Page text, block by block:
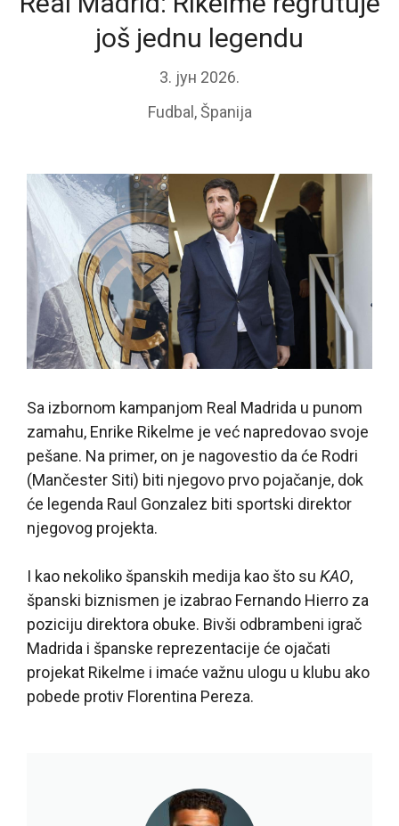
još jednu legendu
3. јун 2026.
Fudbal ,Španija
Sa izbornom kampanjom Real Madrida u punom
zamahu, Enrike Rikelme je već napredovao svoje
pešane. Na primer, on je nagovestio da će Rodri
(Mančester Siti) biti njegovo prvo pojačanje, dok
će legenda Raul Gonzalez biti sportski direktor
njegovog projekta.
I kao nekoliko španskih medija kao što su KAO,
španski biznismen je izabrao Fernando Hierro za
poziciju direktora obuke. Bivši odbrambeni igrač
Madrida i španske reprezentacije će ojačati
projekat Rikelme i imaće važnu ulogu u klubu ako
pobede protiv Florentina Pereza.